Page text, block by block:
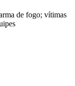
de fogo; vítimas